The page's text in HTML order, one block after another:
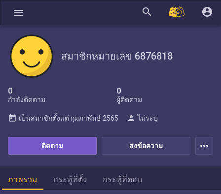
menu search account_circle
สมาชิกหมายเลข 6876818
0
กำลังติดตาม
0
ผู้ติดตาม
ส่งข้อความ
ติดตาม
today เป็นสมาชิกตั้งแต่ กุมภาพันธ์ 2565 person ไม่ระบุ
more_horiz
ภาพรวม กระทู้ที่ตั้ง กระทู้ที่ตอบ